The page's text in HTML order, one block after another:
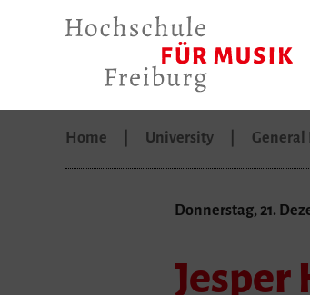
Home University
Donnerstag, 21.
Jesper